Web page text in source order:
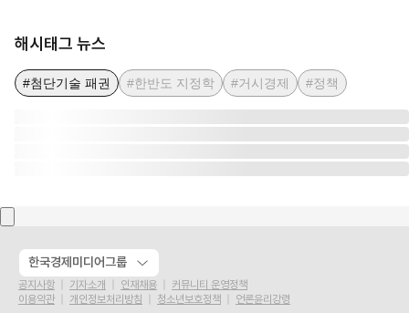
해시태그 뉴스
#첨단기술 패권 #한반도 지정학 #거시경제 #정책
한국경제미디어그룹
공지사항 기자소개 인재채용
커뮤니티 운영정책
이용약관
개인정보처리방침 청소년보호정책 언론윤리강령